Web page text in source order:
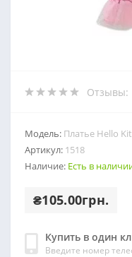
Отзывы:
Модель: Платье Hello
Артикул: 1518
Наличие: Есть в
₴105.00грн.
Купить в один
Введите номер